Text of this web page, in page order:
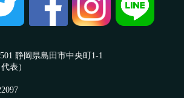
静岡県島田市中央町1-1
表）